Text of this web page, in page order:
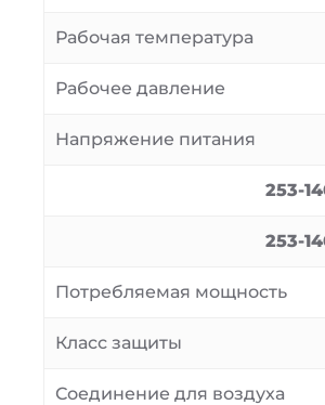
Рабочая температура
Рабочее давление
Напряжение питания
253-
253-
Потребляемая мощность
Класс защиты
Соединение для воздуха